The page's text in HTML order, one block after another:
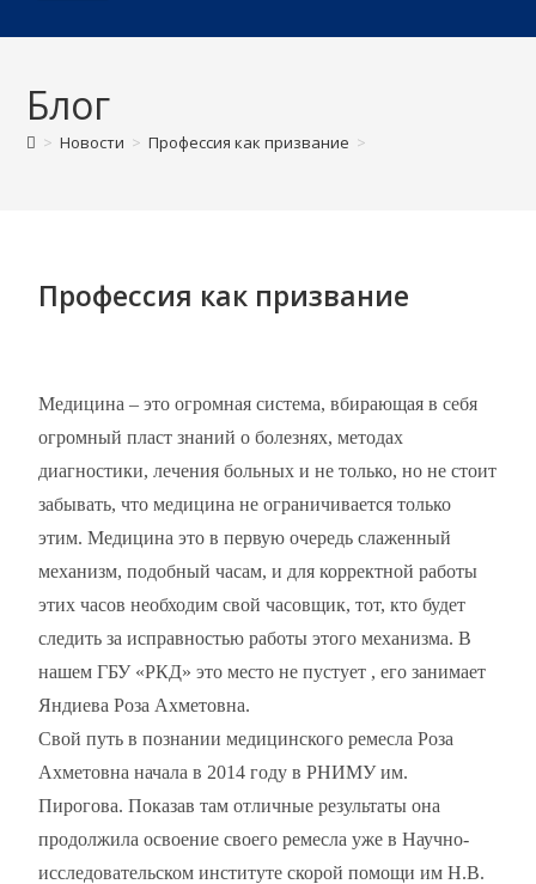
Блог
> Новости > Профессия как призвание >
Профессия как призвание
Медицина – это огромная система, вбирающая в себя
огромный пласт знаний о болезнях, методах
диагностики, лечения больных и не только, но не стоит
забывать, что медицина не ограничивается только
этим. Медицина это в первую очередь слаженный
механизм, подобный часам, и для корректной работы
этих часов необходим свой часовщик, тот, кто будет
следить за исправностью работы этого механизма. В
нашем ГБУ «РКД» это место не пустует , его занимает
Яндиева Роза Ахметовна.
Свой путь в познании медицинского ремесла Роза
Ахметовна начала в 2014 году в РНИМУ им.
Пирогова. Показав там отличные результаты она
продолжила освоение своего ремесла уже в Научно-
исследовательском институте скорой помощи им Н.В.